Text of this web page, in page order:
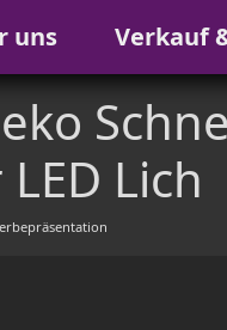
uns Verkauf
Lich